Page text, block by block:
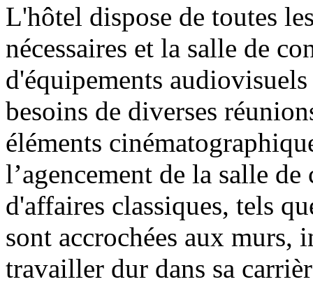
L'hôtel dispose de toutes
nécessaires et la salle de
d'équipements
besoins de diverses
éléments
l’agencement de la salle
d'affaires classiques, tels
sont accrochées aux murs,
travailler dur dans sa